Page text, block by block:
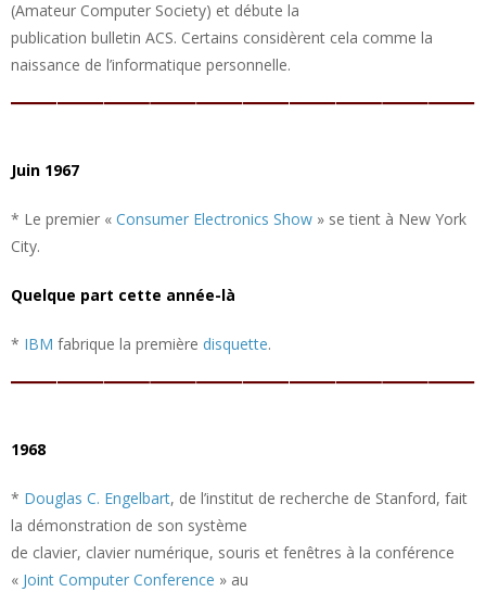
(Amateur Computer Society) et débute la
publication bulletin ACS. Certains considèrent cela comme la
naissance de l’informatique personnelle.
Juin 1967
* Le premier « Consumer Electronics Show » se tient à New York
City.
Quelque part cette année-là
* IBM fabrique la première disquette.
1968
* Douglas C. Engelbart, de l’institut de recherche de Stanford, fait
la démonstration de son système
de clavier, clavier numérique, souris et fenêtres à la conférence
« Joint Computer Conference » au